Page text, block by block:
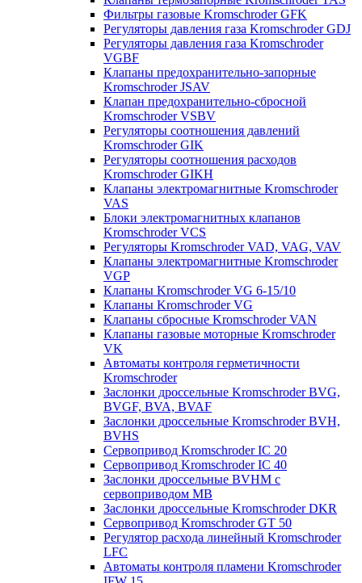
Фильтры газовые Kromschroder GFK
Регуляторы давления газа Kromschroder GDJ
Регуляторы давления газа Kromschroder
VGBF
Клапаны предохранительно-запорные
Kromschroder JSAV
Клапан предохранительно-сбросной
Kromschroder VSBV
Регуляторы соотношения давлений
Kromschroder GIK
Регуляторы соотношения расходов
Kromschroder GIKH
Клапаны электромагнитные Kromschroder
VAS
Блоки электромагнитных клапанов
Kromschroder VCS
Регуляторы Kromschroder VAD, VAG, VAV
Клапаны электромагнитные Kromschroder
VGP
Клапаны Kromschroder VG 6-15/10
Клапаны Kromschroder VG
Клапаны сбросные Kromschroder VAN
Клапаны газовые моторные Kromschroder
VK
Автоматы контроля герметичности
Kromschroder
Заслонки дроссельные Kromschroder BVG,
BVGF, BVA, BVAF
Заслонки дроссельные Kromschroder BVH,
BVHS
Сервопривод Kromschroder IC 20
Сервопривод Kromschroder IC 40
Заслонки дроссельные BVHM с
сервоприводом МВ
Заслонки дроссельные Kromschroder DKR
Cервопривод Kromschroder GT 50
Регулятор расхода линейный Kromschroder
LFC
Автоматы контроля пламени Kromschroder